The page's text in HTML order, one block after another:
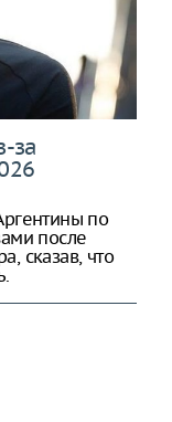
за
по
после
сказав, что